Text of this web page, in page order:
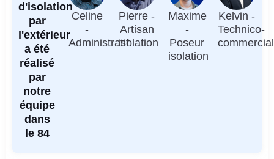
d'isolation
par
l'extérieur
a été
réalisé
par
notre
équipe
dans
le 84
Celine
-
Administratif
Pierre -
Artisan
isolation
Maxime
-
Poseur
isolation
Kelvin -
Technico-
commercial